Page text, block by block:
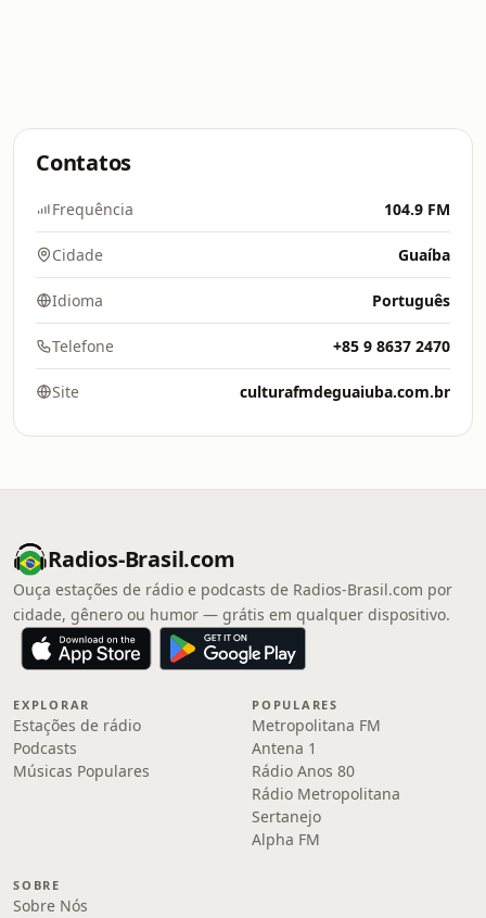
Contatos
Frequência 104.9 FM
Cidade Guaíba
Idioma Português
Telefone +85 9 8637 2470
Site culturafmdeguaiuba.com.br
Radios-Brasil.com
Ouça estações de rádio e podcasts de Radios-Brasil.com por
cidade, gênero ou humor — grátis em qualquer dispositivo.
EXPLORAR
Estações de rádio
Podcasts
Músicas Populares
POPULARES
Metropolitana FM
Antena 1
Rádio Anos 80
Rádio Metropolitana
Sertanejo
Alpha FM
SOBRE
Sobre Nós